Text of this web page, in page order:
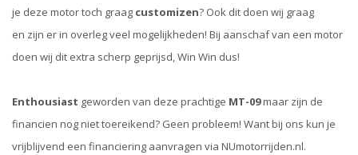
je deze motor toch graag customizen? Ook dit doen wij graag
en zijn er in overleg veel mogelijkheden! Bij aanschaf van een motor
doen wij dit extra scherp geprijsd, Win Win dus!
Enthousiast geworden van deze prachtige MT-09maar zijn de
financien nog niet toereikend? Geen probleem! Want bij ons kun je
vrijblijvend een financiering aanvragen via NUmotorrijden.nl.